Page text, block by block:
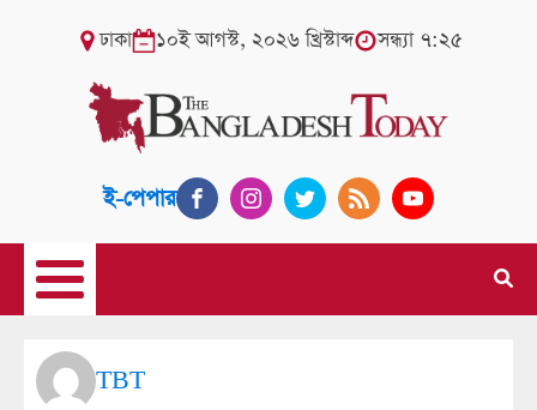
ঢাকা ১০ই আগস্ট, ২০২৬ খ্রিস্টাব্দ সন্ধ্যা ৭:২৫
ই-পেপার
TBT